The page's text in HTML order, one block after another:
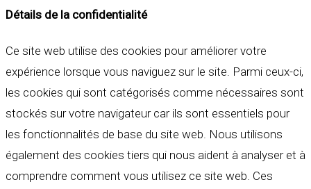
Détails de la confidentialité
Ce site web utilise des cookies pour améliorer votre
expérience lorsque vous naviguez sur le site. Parmi ceux-ci,
les cookies qui sont catégorisés comme nécessaires sont
stockés sur votre navigateur car ils sont essentiels pour
les fonctionnalités de base du site web. Nous utilisons
également des cookies tiers qui nous aident à analyser et à
comprendre comment vous utilisez ce site web. Ces